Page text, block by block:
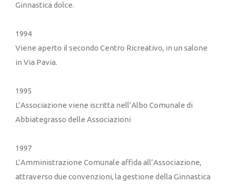
Ginnastica dolce.
1994
Viene aperto il secondo Centro Ricreativo, in un salone
in Via Pavia.
1995
L’Associazione viene iscritta nell’Albo Comunale di
Abbiategrasso delle Associazioni
1997
L’Amministrazione Comunale affida all’Associazione,
attraverso due convenzioni, la gestione della Ginnastica